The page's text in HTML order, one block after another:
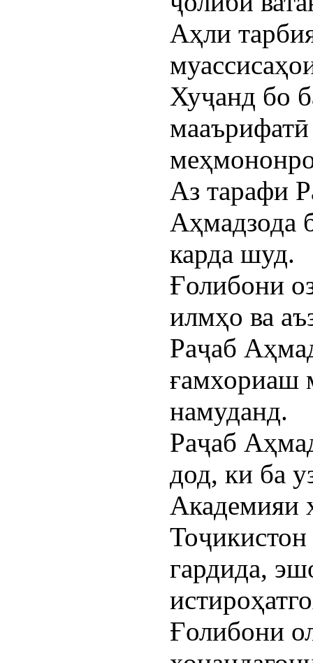
Аҳли
Хуҷанд бо
Аз тарафи
Аҳмадзода
карда шуд.
Ғолибони
илмҳо ва
Раҷаб
ғамхориаш
намуданд.
Раҷаб
дод, ки ба
Академияи
гардида,
Ғолибони